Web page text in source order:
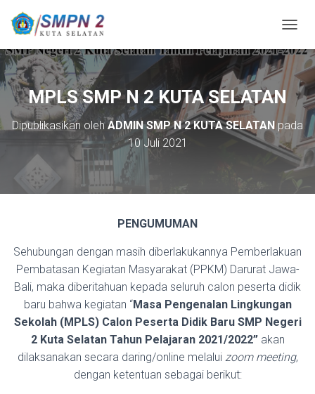
O
G
G
L
A
V
I
G
S
MPLS SMP N 2 KUTA SELATAN
Dipublikasikan olehADMIN SMP N 2 KUTA SELATANpada
10 Juli 2021
PENGUMUMAN
Sehubungan dengan masih diberlakukannya Pemberlakuan
Pembatasan Kegiatan Masyarakat (PPKM) Darurat Jawa-
Bali, maka diberitahuan kepada seluruh calon peserta didik
baru bahwa kegiatan “Masa Pengenalan Lingkungan
Sekolah (MPLS) Calon Peserta Didik Baru SMP Negeri
2 Kuta Selatan Tahun Pelajaran 2021/2022”akan
dilaksanakan secara daring/online melalui zoom meeting,
dengan ketentuan sebagai berikut: